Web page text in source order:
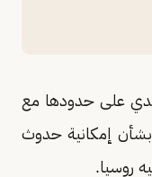
على حدودها مع
بشأن إمكانية حدوث
روسيا.